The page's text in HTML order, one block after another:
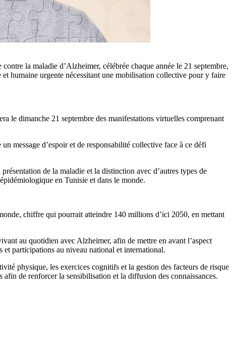
la maladie d’Alzheimer, célébrée chaque année le 21 septembre,
humaine urgente nécessitant une mobilisation collective pour y faire
le dimanche 21 septembre des manifestations virtuelles comprenant
message d’espoir et de responsabilité collective face à ce défi
de la maladie et la distinction avec d’autres types de
en Tunisie et dans le monde.
chiffre qui pourrait atteindre 140 millions d’ici 2050, en mettant
au quotidien avec Alzheimer, afin de mettre en avant l’aspect
et participations au niveau national et international.
physique, les exercices cognitifs et la gestion des facteurs de risque
de renforcer la sensibilisation et la diffusion des connaissances.